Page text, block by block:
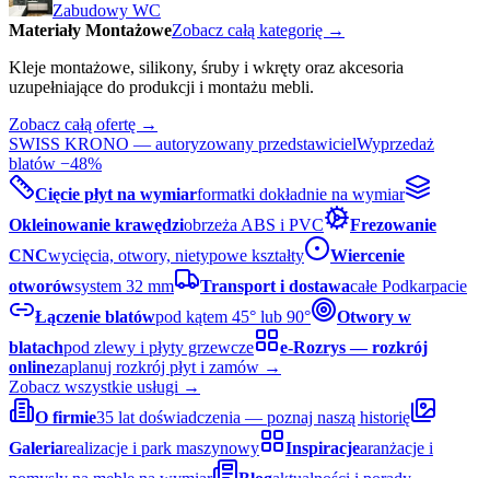
Zabudowy WC
Materiały MontażoweZobacz całą kategorię →
Kleje montażowe, silikony, śruby i wkręty oraz akcesoria
uzupełniające do produkcji i montażu mebli.
Zobacz całą ofertę →
SWISS KRONO — autoryzowany przedstawicielWyprzedaż
blatów −48%
Cięcie płyt na wymiarformatki dokładnie na wymiar
Okleinowanie krawędziobrzeża ABS i PVC
Frezowanie
CNCwycięcia, otwory, nietypowe kształty
Wiercenie
otworówsystem 32 mm Transport i dostawacałe Podkarpacie
Łączenie blatówpod kątem 45° lub 90°
Otwory w
blatachpod zlewy i płyty grzewcze
e-Rozrys — rozkrój
onlinezaplanuj rozkrój płyt i zamów →
Zobacz wszystkie usługi →
O firmie35 lat doświadczenia — poznaj naszą historię
Galeriarealizacje i park maszynowy Inspiracjearanżacje i